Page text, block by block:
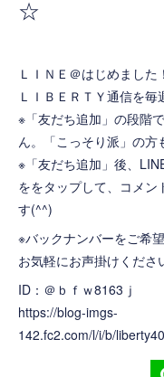
☆
ＬＩＮＥ＠はじめました！
ＬＩＢＥＲＴＹ通信を毎
※「友だち追加」の段階
ん。「こっそり派」の方
※「友だち追加」後、
ををタップして、コメ
す(^^)
※バックナンバーをご希
お気軽にお声掛けくださ
ID：＠ｂｆｗ8163ｊ
https://blog-imgs-
142.fc2.com/l/i/b/